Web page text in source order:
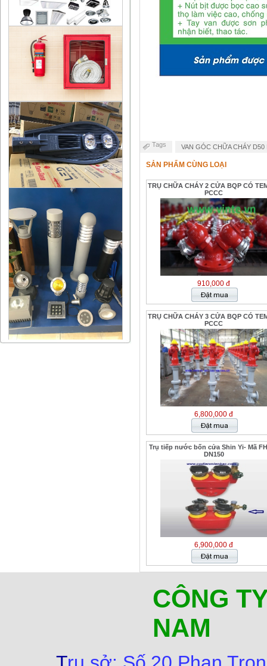
Tags VAN GÓC CHỮA CHÁY
SẢN PHẨM CÙNG LOẠI
TRỤ CHỮA CHÁY 2 CỬA BQP CÓ
PCCC
910,000 đ
TRỤ CHỮA CHÁY 3 CỬA BQP CÓ
PCCC
6,800,000 đ
Trụ tiếp nước bốn cửa Shin Yi- Mã
DN150
6,900,000 đ
CÔNG
NAM